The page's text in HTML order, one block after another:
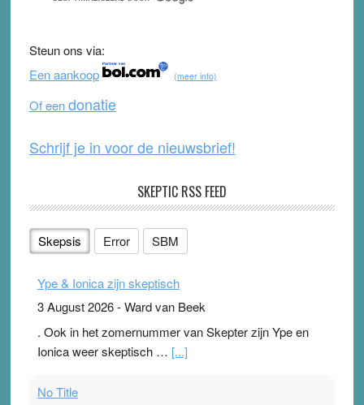
e
b
o
o
k
er T
b
e
d
Steun ons via:
Een aankoop
(meer info)
Of eendonatie
Schrijf je in voor de nieuwsbrief!
SKEPTIC RSS FEED
Skepsis Error SBM
Ype & Ionica zijn skeptisch
3 August 2026-Ward van Beek
. Ook in het zomernummer van Skepter zijn Ype en
Ionica weer skeptisch … [...]
No Title